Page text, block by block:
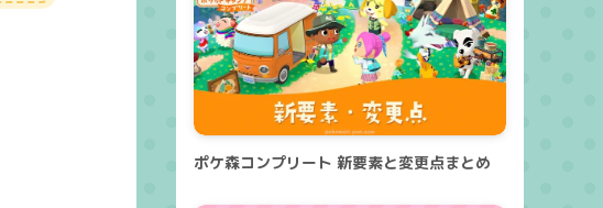
ポケ森コンプリート 新要素と変更点まとめ